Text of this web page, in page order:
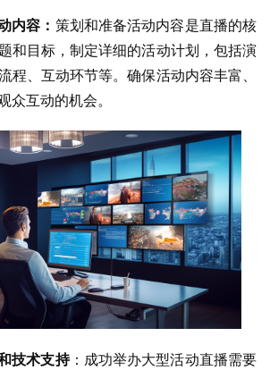
内容： 策划和准备活动内容是直播的核
和目标，制定详细的活动计划，包括演
程、互动环节等。确保活动内容丰富、
众互动的机会。
技术支持：成功举办大型活动直播需要